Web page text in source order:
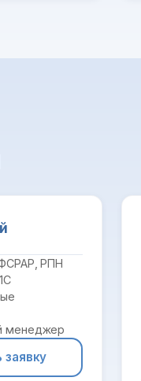
РПН
менеджер
заявку